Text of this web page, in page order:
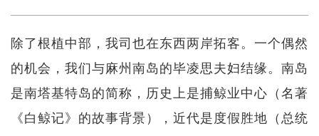
除了根植中部，我司也在东西两岸拓客。一个偶然
的机会，我们与麻州南岛的毕凌思夫妇结缘。南岛
是南塔基特岛的简称，历史上是捕鲸业中心（名著
《白鲸记》的故事背景），近代是度假胜地（总统